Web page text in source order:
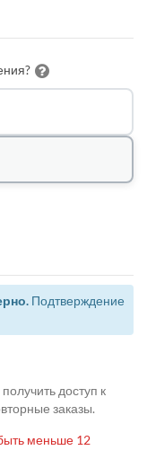
Подтверждение
доступ к
заказы.
меньше 12